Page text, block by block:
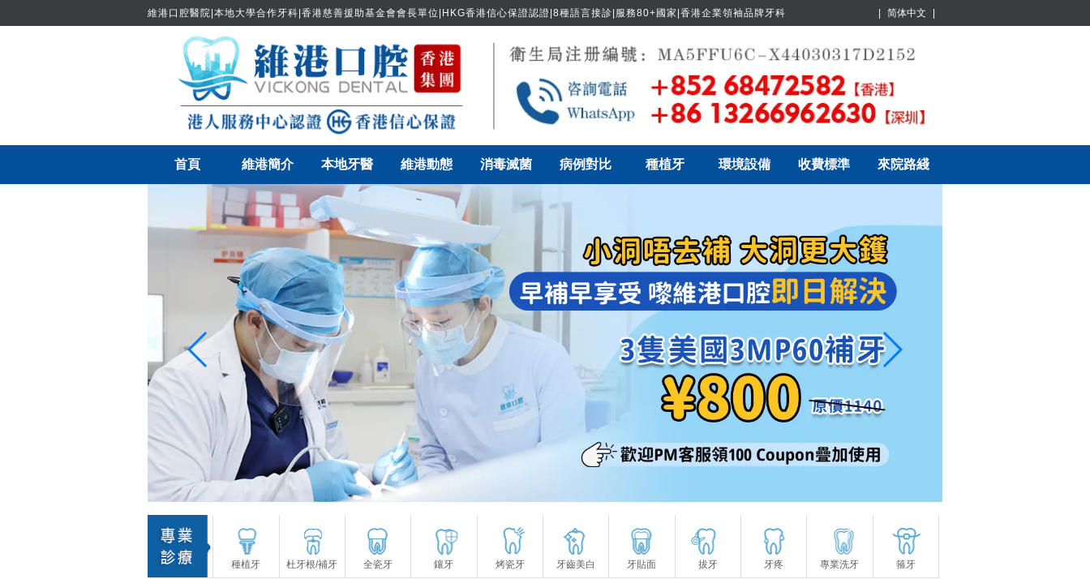
維港口腔醫院|本地大學合作牙科|香港慈善援助基金會會長單位|HKG香港信心保證認證|8種語言接診|服務80+國家|香港企業領袖品牌牙科 简体中文
首頁 維港簡介 本地牙醫 維港動態 消毒滅菌 病例對比 種植牙 環境設備 收費標準 來院路綫
種植牙 杜牙根/補牙 全瓷牙 鑲牙 烤瓷牙 牙齒美白 牙貼面 拔牙 牙疼 專業洗牙 箍牙